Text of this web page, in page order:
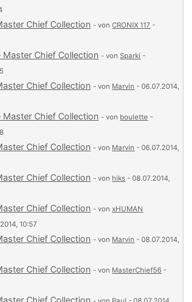
Chief Collection - vonCRONIX 117 -
Master Chief Collection - vonSparki -
Chief Collection - von Marvin - 06.07.2014,
Master Chief Collection - von boulette -
Chief Collection - von Marvin - 06.07.2014,
Chief Collection - von hiks - 08.07.2014,
Chief Collection - vonxHUMAN
10:57
Chief Collection - von Marvin - 08.07.2014,
Chief Collection - von MasterChief56 -